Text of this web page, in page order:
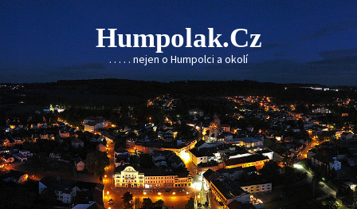
Skip
to
content
Humpolak.cz
. . . . . nejen o Humpolci a okolí